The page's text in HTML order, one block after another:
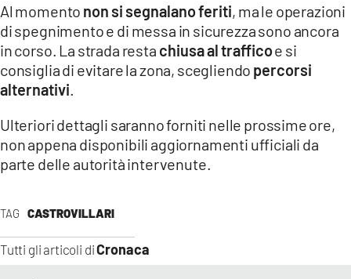
APPLE
TAG CASTROVILLARI
Tutti gli articoli diCronaca
Al momento non si segnalano feriti, ma le operazioni
di spegnimento e di messa in sicurezza sono ancora
in corso. La strada resta chiusa al trafficoe si
consiglia di evitare la zona, scegliendo percorsi
alternativi
Ulteriori dettagli saranno forniti nelle prossime ore,
non appena disponibili aggiornamenti ufficiali da
parte delle autorità intervenute.